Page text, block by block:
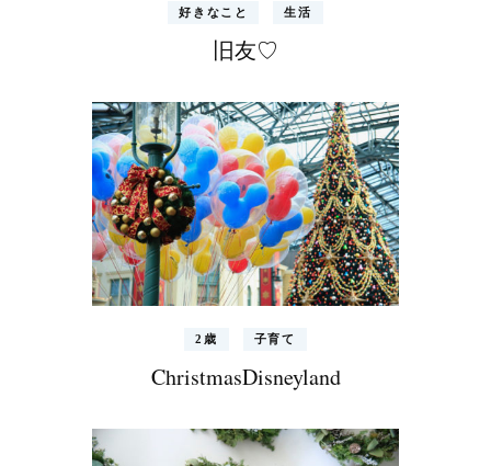
好きなこと 生活
旧友♡
2歳 子育て
ChristmasDisneyland